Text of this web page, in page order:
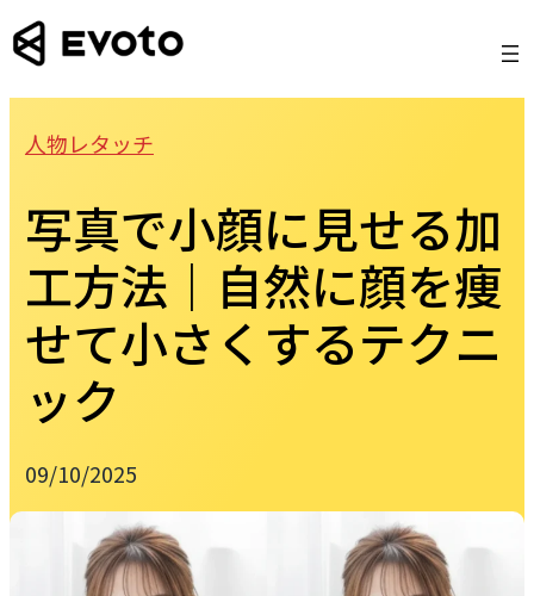
Skip
to
content
人物レタッチ
写真で小顔に見せる加
工方法｜自然に顔を痩
せて小さくするテクニ
ック
09/10/2025